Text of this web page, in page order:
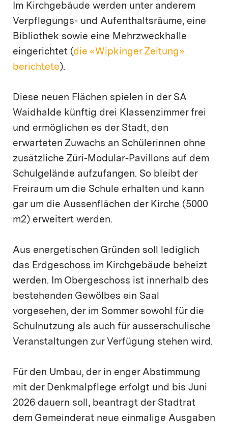
Im Kirchgebäude werden unter anderem
Verpflegungs- und Aufenthaltsräume, eine
Bibliothek sowie eine Mehrzweckhalle
eingerichtet (die «Wipkinger Zeitung»
berichtete ).
Diese neuen Flächen spielen in der SA
Waidhalde künftig drei Klassenzimmer frei
und ermöglichen es der Stadt, den
erwarteten Zuwachs an Schülerinnen ohne
zusätzliche Züri-Modular-Pavillons auf dem
Schulgelände aufzufangen. So bleibt der
Freiraum um die Schule erhalten und kann
gar um die Aussenflächen der Kirche (5000
m2) erweitert werden.
Aus energetischen Gründen soll lediglich
das Erdgeschoss im Kirchgebäude beheizt
werden. Im Obergeschoss ist innerhalb des
bestehenden Gewölbes ein Saal
vorgesehen, der im Sommer sowohl für die
Schulnutzung als auch für ausserschulische
Veranstaltungen zur Verfügung stehen wird.
Für den Umbau, der in enger Abstimmung
mit der Denkmalpflege erfolgt und bis Juni
2026 dauern soll, beantragt der Stadtrat
dem Gemeinderat neue einmalige Ausgaben